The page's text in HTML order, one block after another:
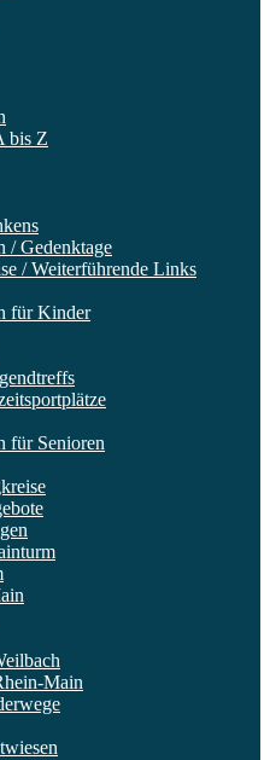
bis Z
/ Gedenktage
/ Weiterführende Links
für Kinder
für Senioren
Main